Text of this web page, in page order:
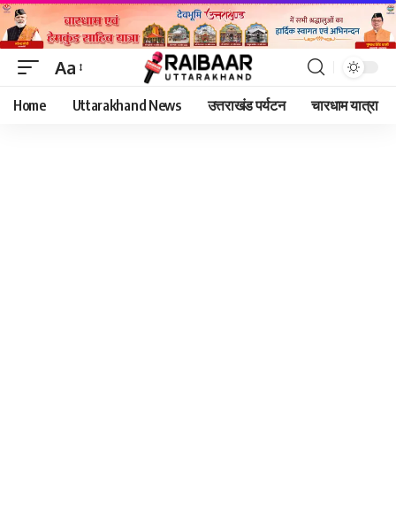
Font
Resizer
Aa
Home Uttarakhand News उत्तराखंड पर्यटन चारधाम यात्रा